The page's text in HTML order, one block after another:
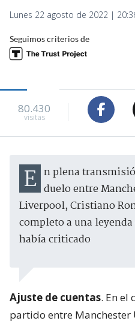
Lunes 22 agosto de 2022 |
Seguimos criterios de
80.430
visitas
En plena transmisión y en la antesala del duelo entre
Liverpool, Cristiano
completo a una
había criticado
Ajuste de cuentas. En el
partido entre Manchester